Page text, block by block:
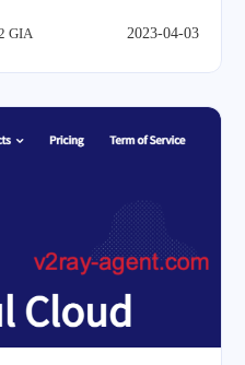
GIA 2023-04-03